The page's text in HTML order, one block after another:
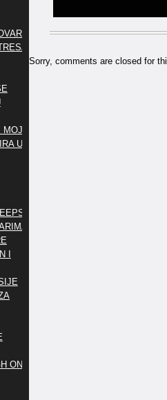
Sorry, comments are closed for
U
I
ON